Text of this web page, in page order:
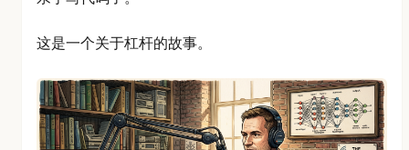
这是一个关于杠杆的故事。